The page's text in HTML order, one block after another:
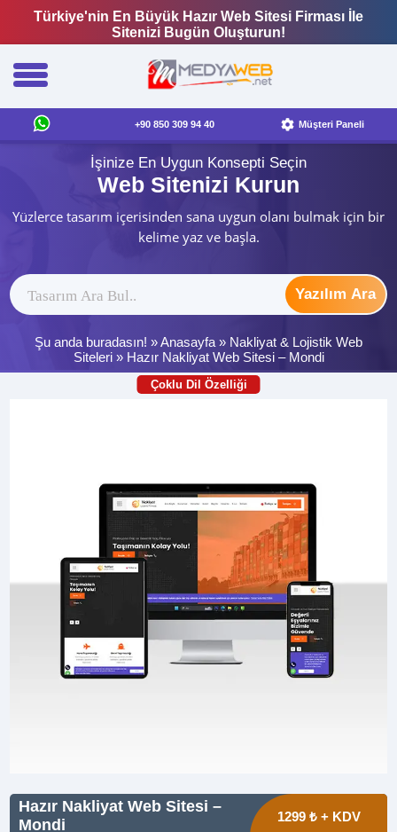
Türkiye'nin En Büyük Hazır Web Sitesi Firması İle
Sitenizi Bugün Oluşturun!
+90 850 309 94 40 Müşteri Paneli
İşinize En Uygun Konsepti Seçin
Web Sitenizi Kurun
Yüzlerce tasarım içerisinden sana uygun olanı bulmak için bir
kelime yaz ve başla.
Yazılım Ara
Şu anda buradasın! »Anasayfa » Nakliyat & Lojistik Web
Siteleri» Hazır Nakliyat Web Sitesi – Mondi
Çoklu Dil Özelliği
Hazır Nakliyat Web Sitesi –
Mondi
1299 ₺ + KDV